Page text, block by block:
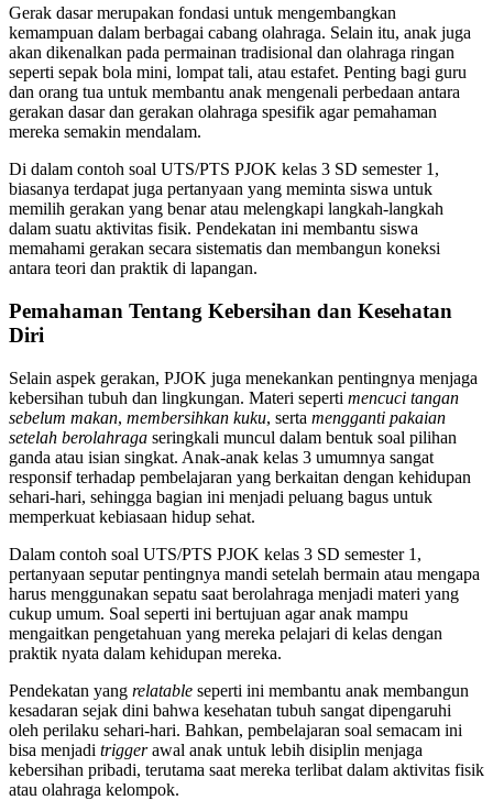
Gerak dasar merupakan fondasi untuk mengembangkan
kemampuan dalam berbagai cabang olahraga. Selain itu, anak juga
akan dikenalkan pada permainan tradisional dan olahraga ringan
seperti sepak bola mini, lompat tali, atau estafet. Penting bagi guru
dan orang tua untuk membantu anak mengenali perbedaan antara
gerakan dasar dan gerakan olahraga spesifik agar pemahaman
mereka semakin mendalam.
Di dalam contoh soal UTS/PTS PJOK kelas 3 SD semester 1,
biasanya terdapat juga pertanyaan yang meminta siswa untuk
memilih gerakan yang benar atau melengkapi langkah-langkah
dalam suatu aktivitas fisik. Pendekatan ini membantu siswa
memahami gerakan secara sistematis dan membangun koneksi
antara teori dan praktik di lapangan.
Pemahaman Tentang Kebersihan dan Kesehatan
Diri
Selain aspek gerakan, PJOK juga menekankan pentingnya menjaga
kebersihan tubuh dan lingkungan. Materi seperti mencuci tangan
sebelum makan, membersihkan kuku, serta mengganti pakaian
setelah berolahraga seringkali muncul dalam bentuk soal pilihan
ganda atau isian singkat. Anak-anak kelas 3 umumnya sangat
responsif terhadap pembelajaran yang berkaitan dengan kehidupan
sehari-hari, sehingga bagian ini menjadi peluang bagus untuk
memperkuat kebiasaan hidup sehat.
Dalam contoh soal UTS/PTS PJOK kelas 3 SD semester 1,
pertanyaan seputar pentingnya mandi setelah bermain atau mengapa
harus menggunakan sepatu saat berolahraga menjadi materi yang
cukup umum. Soal seperti ini bertujuan agar anak mampu
mengaitkan pengetahuan yang mereka pelajari di kelas dengan
praktik nyata dalam kehidupan mereka.
Pendekatan yang relatable seperti ini membantu anak membangun
kesadaran sejak dini bahwa kesehatan tubuh sangat dipengaruhi
oleh perilaku sehari-hari. Bahkan, pembelajaran soal semacam ini
bisa menjadi triggerawal anak untuk lebih disiplin menjaga
kebersihan pribadi, terutama saat mereka terlibat dalam aktivitas fisik
atau olahraga kelompok.